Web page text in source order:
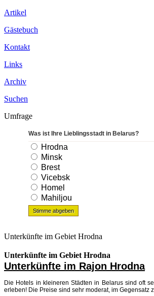
Artikel
Gästebuch
Kontakt
Links
Archiv
Suchen
Umfrage
Was ist Ihre Lieblingsstadt in Belarus?
Hrodna
Minsk
Brest
Vicebsk
Homel
Mahiljou
Unterkünfte im Gebiet Hrodna
Unterkünfte im Gebiet Hrodna
Unterkünfte im Rajon Hrodna
Die Hotels in kleineren Städten in Belarus sind oft
erleben! Die Preise sind sehr moderat, im